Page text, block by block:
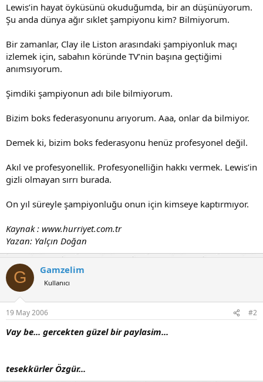
Lewis’in hayat öyküsünü okuduğumda, bir an düşünüyorum.
Şu anda dünya ağır sıklet şampiyonu kim? Bilmiyorum.
Bir zamanlar, Clay ile Liston arasındaki şampiyonluk maçı
izlemek için, sabahın köründe TV’nin başına geçtiğimi
anımsıyorum.
Şimdiki şampiyonun adı bile bilmiyorum.
Bizim boks federasyonunu arıyorum. Aaa, onlar da bilmiyor.
Demek ki, bizim boks federasyonu henüz profesyonel değil.
Akıl ve profesyonellik. Profesyonelliğin hakkı vermek. Lewis’in
gizli olmayan sırrı burada.
On yıl süreyle şampiyonluğu onun için kimseye kaptırmıyor.
Kaynak : www.hurriyet.com.tr
Yazan: Yalçın Doğan
G Gamzelim
Kullanıcı
19 May 2006 #2
Vay be... gercekten güzel bir paylasim...
tesekkürler Özgür...